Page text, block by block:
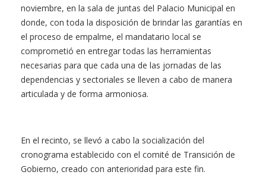
noviembre, en la sala de juntas del Palacio Municipal en
donde, con toda la disposición de brindar las garantías en
el proceso de empalme, el mandatario local se
comprometió en entregar todas las herramientas
necesarias para que cada una de las jornadas de las
dependencias y sectoriales se lleven a cabo de manera
articulada y de forma armoniosa.
En el recinto, se llevó a cabo la socialización del
cronograma establecido con el comité de Transición de
Gobierno, creado con anterioridad para este fin.